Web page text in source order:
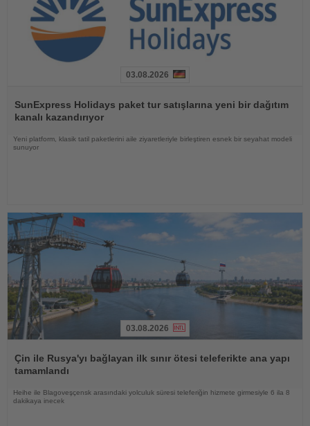
Oku
03.08.2026
SunExpress Holidays paket tur satışlarına yeni bir dağıtım
kanalı kazandırıyor
Yeni platform, klasik tatil paketlerini aile ziyaretleriyle birleştiren esnek bir seyahat modeli
sunuyor
Oku
03.08.2026
Çin ile Rusya'yı bağlayan ilk sınır ötesi teleferikte ana yapı
tamamlandı
Heihe ile Blagoveşçensk arasındaki yolculuk süresi teleferiğin hizmete girmesiyle 6 ila 8
dakikaya inecek